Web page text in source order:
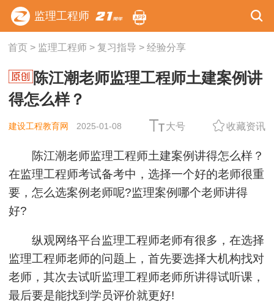
监理工程师
首页> 监理工程师> 复习指导 > 经验分享
陈江潮老师监理工程师土建案例讲
得怎么样？
建设工程教育网 2025-01-08 大号 收藏资讯
陈江潮老师监理工程师土建案例讲得怎么样？
在监理工程师考试备考中，选择一个好的老师很重
要，怎么选案例老师呢?监理案例哪个老师讲得
好?
纵观网络平台监理工程师老师有很多，在选择
监理工程师老师的问题上，首先要选择大机构找对
老师，其次去试听监理工程师老师所讲得试听课，
最后要是能找到学员评价就更好!